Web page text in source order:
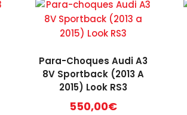
Para-Choques Audi A3
8V Sportback (2013 A
2015) Look RS3
550,00€